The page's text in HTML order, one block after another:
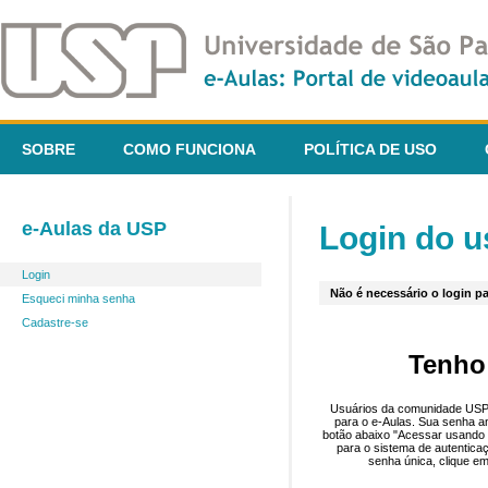
SOBRE COMO FUNCIONA POLÍTICA DE USO
e-Aulas da USP
Login
Esqueci minha senha
Cadastre-se
Login do
Não é necessário o login
Usuários da comunidade
para o e-Aulas. Sua senha
botão abaixo "Acessar
para o sistema de
senha única, clique